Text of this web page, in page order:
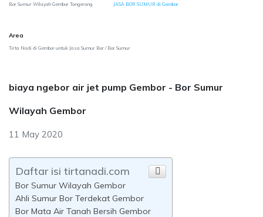
Bor Sumur Wilayah Gembor Tangerang JASA BOR SUMUR di Gembor
Area
Tirta Nadi di Gembor untuk Jasa Sumur Bor / Bor Sumur
biaya ngebor air jet pump Gembor - Bor Sumur
Wilayah Gembor
11 May 2020
Daftar isi tirtanadi.com
Bor Sumur Wilayah Gembor
Ahli Sumur Bor Terdekat Gembor
Bor Mata Air Tanah Bersih Gembor